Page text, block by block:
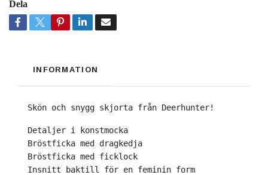
Dela
INFORMATION
Skön och snygg skjorta från Deerhunter!
Detaljer i konstmocka
Bröstficka med dragkedja
Bröstficka med ficklock
Insnitt baktill för en feminin form